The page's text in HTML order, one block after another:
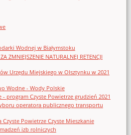
Wodnej w Białymstoku
ZMNIEJSZENIE NATURALNEJ RETENCJI
Urzędu Miejskiego w Olsztynku w 2021
Wodne - Wody Polskie
program Czyste Powietrze grudzień 2021
operatora publicznego transportu
Powietrze Czyste Mieszkanie
izb rolniczych